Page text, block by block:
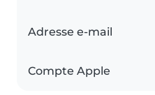
Adresse e-mail
Compte Apple